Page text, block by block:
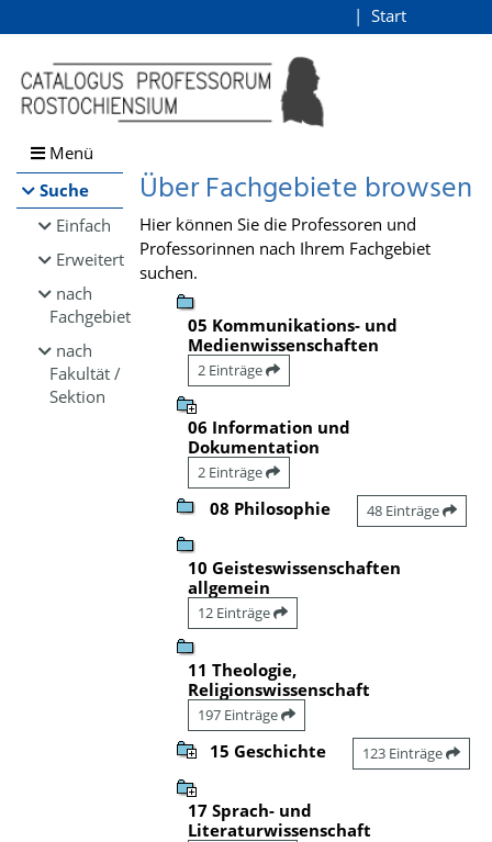
Browsen
direkt zum Inhalt
Start
Menü
Suche
Einfach
Erweitert
nach
Fachgebiet
nach
Fakultät /
Sektion
Über Fachgebiete browsen
Hier können Sie die Professoren und
Professorinnen nach Ihrem Fachgebiet
suchen.
05 Kommunikations- und
Medienwissenschaften
2 Einträge
06 Information und
Dokumentation
2 Einträge
08 Philosophie 48 Einträge
10 Geisteswissenschaften
allgemein
12 Einträge
11 Theologie,
Religionswissenschaft
197 Einträge
15 Geschichte 123 Einträge
17 Sprach- und
Literaturwissenschaft